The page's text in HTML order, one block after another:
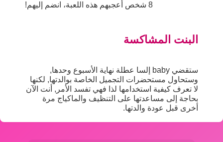
8 شخص أعجبهم هذه اللعبة، انضم إليهم!
البنت المشاكسة
ستقضي baby إلسا عطلة نهاية الأسبوع وحدها,
وستحاول مستحضرات التجميل الخاصة بوالدتها, لكنها
لا تعرف كيفية استخدامها لذا فهي تفسد الأمر, أنت الآن
بحاجة إلى مساعدتها على التنظيف والماكياج مرة
أخرى قبل عودة والدتها.